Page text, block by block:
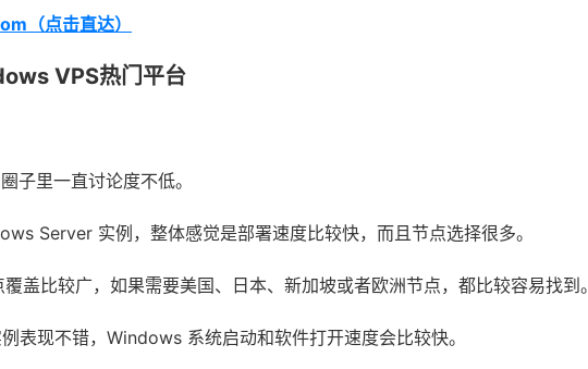
（点击直达）
VPS热门平台
子里一直讨论度不低。
Server 实例，整体感觉是部署速度比较快，而且节点选择很多。
盖比较广，如果需要美国、日本、新加坡或者欧洲节点，都比较容易找到。
表现不错，Windows 系统启动和软件打开速度会比较快。